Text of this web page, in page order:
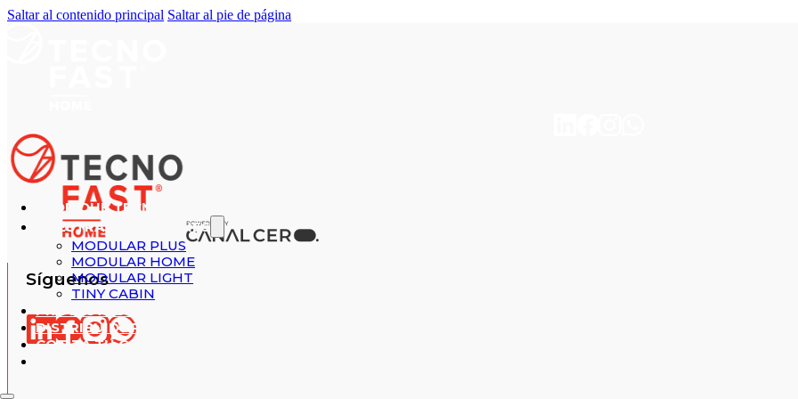
Saltar al contenido principal Saltar al pie de página
¿POR QUÉ TECNOFAST?
NUESTRAS SOLUCIONES
MODULAR PLUS
MODULAR HOME
MODULAR LIGHT
TINY CABIN
PROYECTOS REALIZADOS
DISTRIBUIDORES
COTIZA TU CASA
Síguenos